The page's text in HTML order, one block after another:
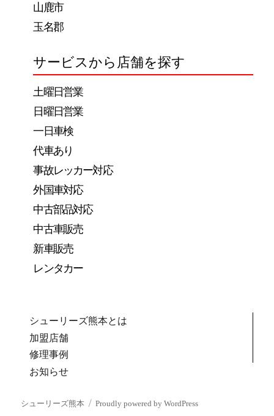
山鹿市
玉名郡
サービスから店舗を探す
土曜日営業
日曜日営業
一日車検
代車あり
事故レッカー対応
外国車対応
中古部品対応
中古車販売
新車販売
レンタカー
シューリーズ熊本とは
加盟店舗
修理事例
お知らせ
シューリーズ熊本 Proudly powered by WordPress